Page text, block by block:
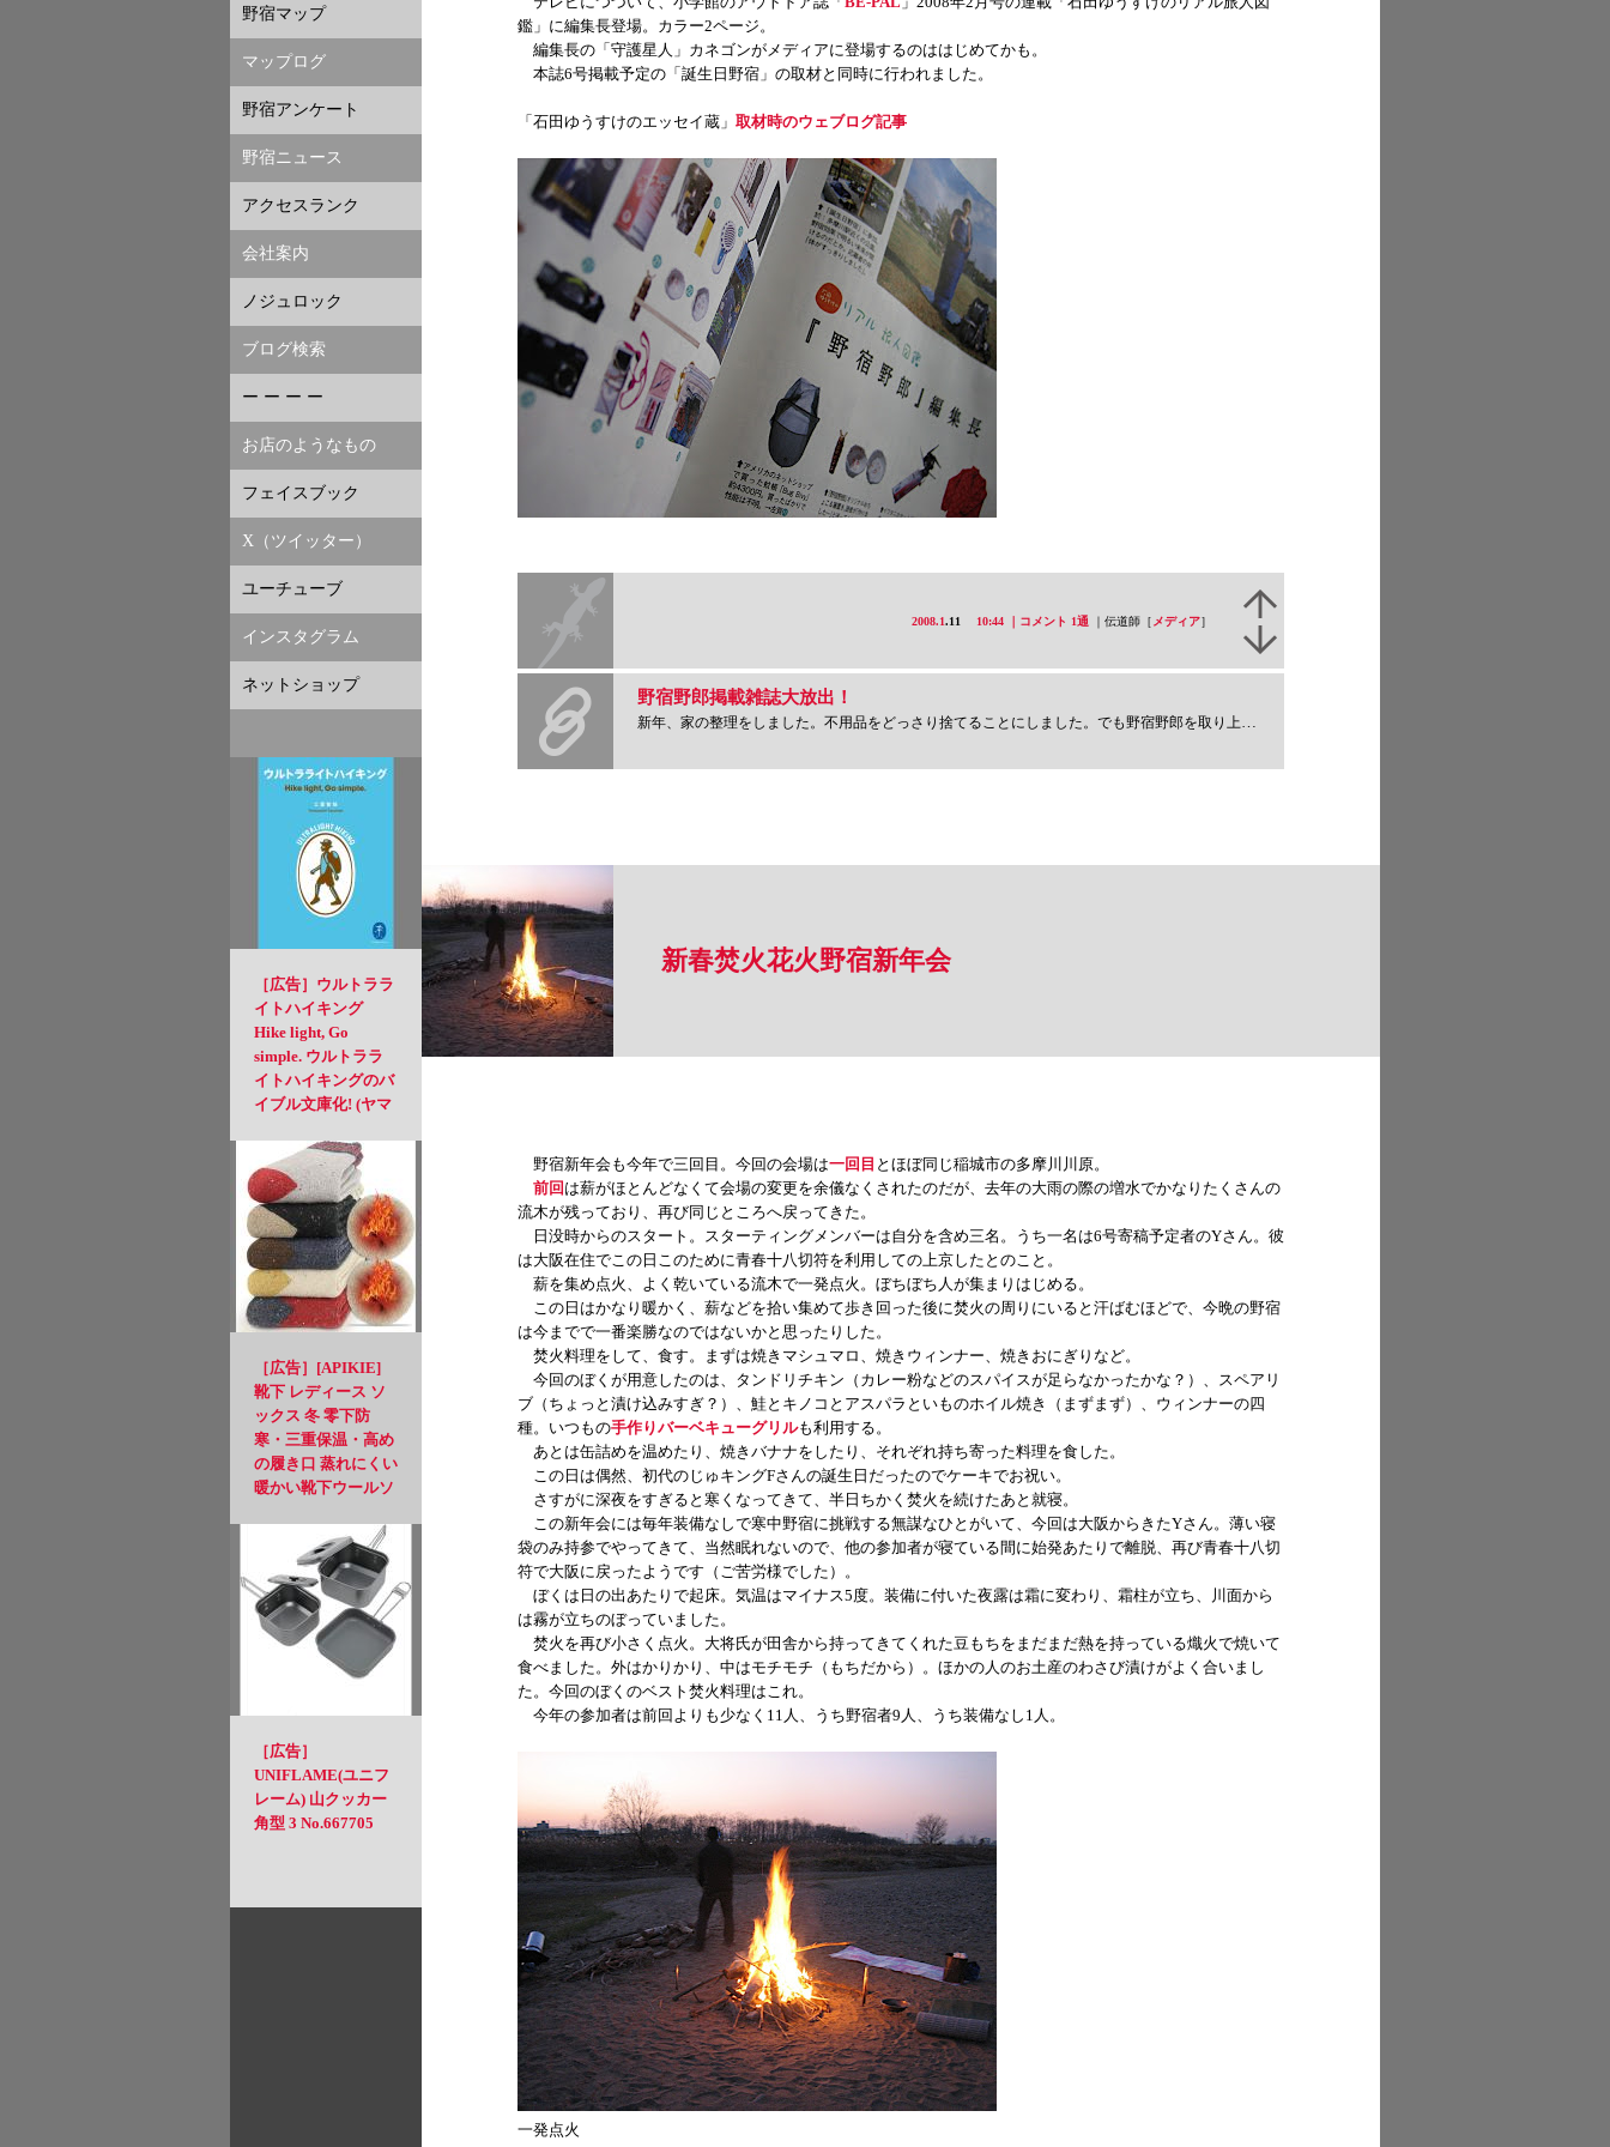
野宿マップ
マップログ
野宿アンケート
野宿ニュース
アクセスランク
会社案内
ノジュロック
ブログ検索
ー ー ー ー
お店のようなもの
フェイスブック
X（ツイッター）
ユーチューブ
インスタグラム
ネットショップ
［広告］ウルトララ
イトハイキング
Hike light, Go
simple. ウルトララ
イトハイキングのバ
イブル文庫化! (ヤマ
［広告］[APIKIE]
靴下 レディース ソ
ックス 冬 零下防
寒・三重保温・高め
の履き口 蒸れにくい
暖かい靴下ウールソ
愛いくつした 耐久
伸縮性 カジュアルソ
ックス 登山 22-
25.5cm
［広告］
UNIFLAME(ユニフ
レーム) 山クッカー
角型 3 No.667705
鑑」に編集長登場。カラー2ページ。
編集長の「守護星人」カネゴンがメディアに登場するのははじめてかも。
本誌6号掲載予定の「誕生日野宿」の取材と同時に行われました。
「石田ゆうすけのエッセイ蔵」 取材時のウェブログ記事
2008.1.11 10:44 ｜コメント 1通 ｜伝道師［ メディア］
野宿野郎掲載雑誌大放出！
新年、家の整理をしました。不用品をどっさり捨てることにしました。でも野宿野郎を取り上げてくれた雑誌を捨てるのは惜
新春焚火花火野宿新年会
野宿新年会も今年で三回目。今回の会場は一回目 とほぼ同じ稲城市の多摩川川原。
前回 は薪がほとんどなくて会場の変更を余儀なくされたのだが、去年の大雨の際の増水でかなりたくさんの
流木が残っており、再び同じところへ戻ってきた。
日没時からのスタート。スターティングメンバーは自分を含め三名。うち一名は6号寄稿予定者のYさん。彼
は大阪在住でこの日このために青春十八切符を利用しての上京したとのこと。
薪を集め点火、よく乾いている流木で一発点火。ぼちぼち人が集まりはじめる。
この日はかなり暖かく、薪などを拾い集めて歩き回った後に焚火の周りにいると汗ばむほどで、今晩の野宿
は今までで一番楽勝なのではないかと思ったりした。
焚火料理をして、食す。まずは焼きマシュマロ、焼きウィンナー、焼きおにぎりなど。
今回のぼくが用意したのは、タンドリチキン（カレー粉などのスパイスが足らなかったかな？）、スペアリ
ブ（ちょっと漬け込みすぎ？）、鮭とキノコとアスパラといものホイル焼き（まずまず）、ウィンナーの四
種。いつもの手作りバーベキューグリルも利用する。
あとは缶詰めを温めたり、焼きバナナをしたり、それぞれ持ち寄った料理を食した。
この日は偶然、初代のじゅキングFさんの誕生日だったのでケーキでお祝い。
さすがに深夜をすぎると寒くなってきて、半日ちかく焚火を続けたあと就寝。
この新年会には毎年装備なしで寒中野宿に挑戦する無謀なひとがいて、今回は大阪からきたYさん。薄い寝
袋のみ持参でやってきて、当然眠れないので、他の参加者が寝ている間に始発あたりで離脱、再び青春十八切
符で大阪に戻ったようです（ご苦労様でした）。
ぼくは日の出あたりで起床。気温はマイナス5度。装備に付いた夜露は霜に変わり、霜柱が立ち、川面から
は霧が立ちのぼっていました。
焚火を再び小さく点火。大将氏が田舎から持ってきてくれた豆もちをまだまだ熱を持っている熾火で焼いて
食べました。外はかりかり、中はモチモチ（もちだから）。ほかの人のお土産のわさび漬けがよく合いまし
た。今回のぼくのベスト焚火料理はこれ。
今年の参加者は前回よりも少なく11人、うち野宿者9人、うち装備なし1人。
一発点火